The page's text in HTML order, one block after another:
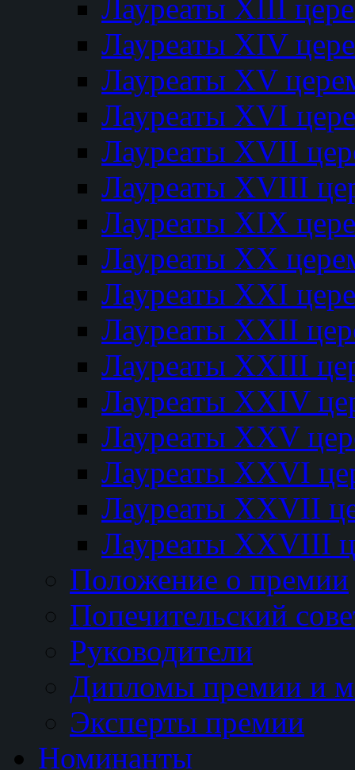
Лауреаты XIII
Лауреаты XIV
Лауреаты XV
Лауреаты XVI
Лауреаты XVII
Лауреаты XVIII
Лауреаты XIX
Лауреаты XX
Лауреаты XXI
Лауреаты XXII
Лауреаты XXIII
Лауреаты XXIV
Лауреаты XXV
Лауреаты XXVI
Лауреаты XXVII
Лауреаты XXVIII
Положение о премии
Попечительский
Руководители
Дипломы премии и
Эксперты премии
Номинанты